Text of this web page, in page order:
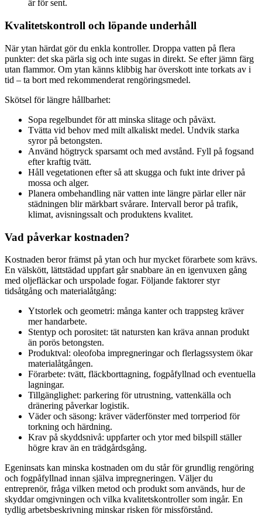
är för sent.
Kvalitetskontroll och löpande underhåll
När ytan härdat gör du enkla kontroller. Droppa vatten på flera
punkter: det ska pärla sig och inte sugas in direkt. Se efter jämn färg
utan flammor. Om ytan känns klibbig har överskott inte torkats av i
tid – ta bort med rekommenderat rengöringsmedel.
Skötsel för längre hållbarhet:
Sopa regelbundet för att minska slitage och påväxt.
Tvätta vid behov med milt alkaliskt medel. Undvik starka
syror på betongsten.
Använd högtryck sparsamt och med avstånd. Fyll på fogsand
efter kraftig tvätt.
Håll vegetationen efter så att skugga och fukt inte driver på
mossa och alger.
Planera ombehandling när vatten inte längre pärlar eller när
städningen blir märkbart svårare. Intervall beror på trafik,
klimat, avisningssalt och produktens kvalitet.
Vad påverkar kostnaden?
Kostnaden beror främst på ytan och hur mycket förarbete som krävs.
En välskött, lättstädad uppfart går snabbare än en igenvuxen gång
med oljefläckar och urspolade fogar. Följande faktorer styr
tidsåtgång och materialåtgång:
Ytstorlek och geometri: många kanter och trappsteg kräver
mer handarbete.
Stentyp och porositet: tät natursten kan kräva annan produkt
än porös betongsten.
Produktval: oleofoba impregneringar och flerlagssystem ökar
materialåtgången.
Förarbete: tvätt, fläckborttagning, fogpåfyllnad och eventuella
lagningar.
Tillgänglighet: parkering för utrustning, vattenkälla och
dränering påverkar logistik.
Väder och säsong: kräver väderfönster med torrperiod för
torkning och härdning.
Krav på skyddsnivå: uppfarter och ytor med bilspill ställer
högre krav än en trädgårdsgång.
Egeninsats kan minska kostnaden om du står för grundlig rengöring
och fogpåfyllnad innan själva impregneringen. Väljer du
entreprenör, fråga vilken metod och produkt som används, hur de
skyddar omgivningen och vilka kvalitetskontroller som ingår. En
tydlig arbetsbeskrivning minskar risken för missförstånd.